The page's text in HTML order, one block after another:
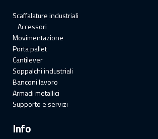
Scaffalature industriali
Accessori
Movimentazione
Porta pallet
Cantilever
Soppalchi industriali
Banconi lavoro
Armadi metallici
Supporto e servizi
Info